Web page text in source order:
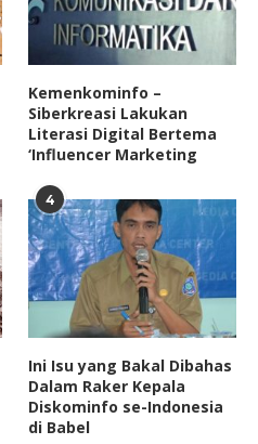
Kemenkominfo –
Siberkreasi Lakukan
Literasi Digital Bertema
‘Influencer Marketing
4
Ini Isu yang Bakal Dibahas
Dalam Raker Kepala
Diskominfo se-Indonesia
di Babel